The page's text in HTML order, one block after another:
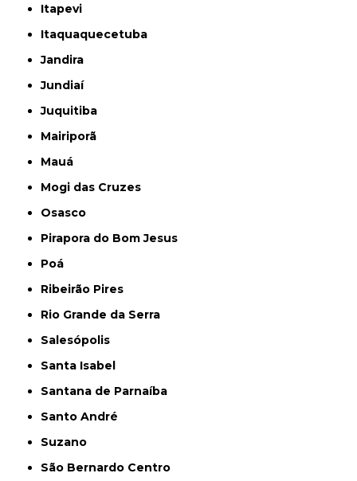
Itapevi
Itaquaquecetuba
Jandira
Jundiaí
Juquitiba
Mairiporã
Mauá
Mogi das Cruzes
Osasco
Pirapora do Bom Jesus
Poá
Ribeirão Pires
Rio Grande da Serra
Salesópolis
Santa Isabel
Santana de Parnaíba
Santo André
Suzano
São Bernardo Centro